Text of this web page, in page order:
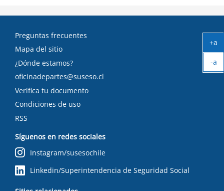
Preguntas frecuentes
Mapa del sitio
¿Dónde estamos?
oficinadepartes@suseso.cl
Verifica tu documento
Condiciones de uso
RSS
Síguenos en redes sociales
Instagram/susesochile
Linkedin/Superintendencia de Seguridad Social
+a
-a